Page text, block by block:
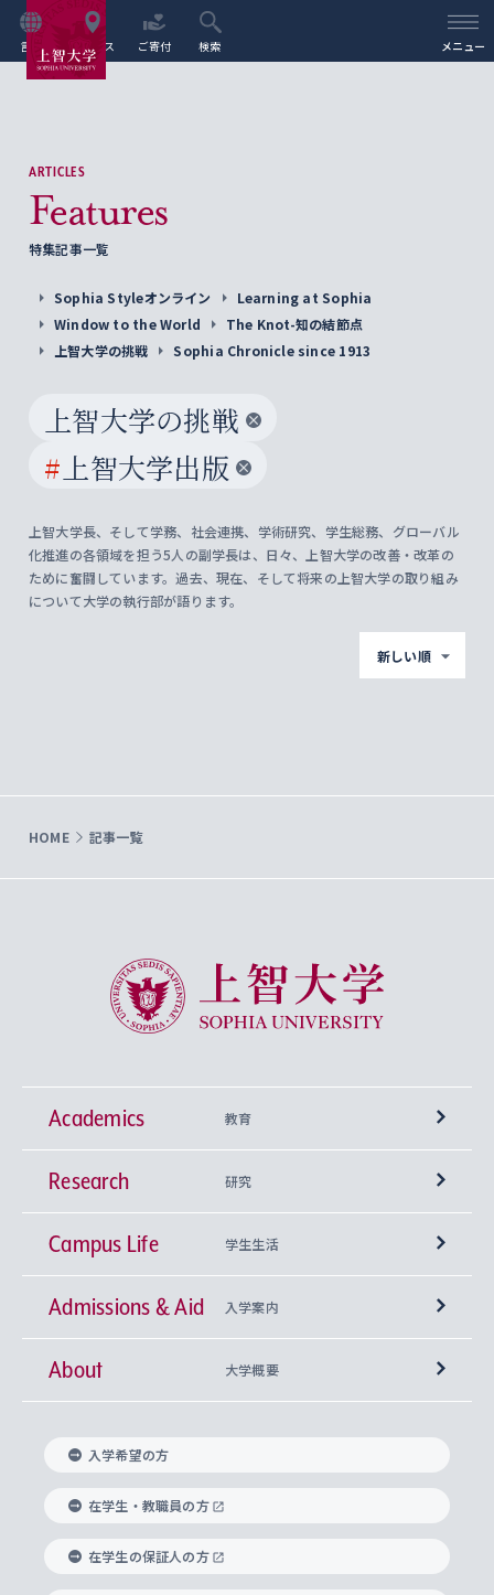
言語 アクセス ご寄付 検索 メニュー
ARTICLES
Features
特集記事一覧
Sophia Styleオンライン
Learning at Sophia
Window to the World
The Knot-知の結節点
上智大学の挑戦
Sophia Chronicle since 1913
上智大学の挑戦
# 上智大学出版
上智大学長、そして学務、社会連携、学術研究、学生総務、グローバル
化推進の各領域を担う5人の副学長は、日々、上智大学の改善・改革の
ために奮闘しています。過去、現在、そして将来の上智大学の取り組み
について大学の執行部が語ります。
新しい順
HOME 記事一覧
上智大学 Sophia University
Academics 教育
学部
神学部
文学部
総合人間科学部
経済学部
外国語学部
興味から学科を探す
上智大学の全学共通教育
基盤教育センター
キリスト教人間学
身体知
思考と表現
上智大学の語学教育
言語教育研究センター
上智大学のグローバル教育
グローバル教育センター
上智大学で学ぶ
学びのサポート
大学院
Research 研究
研究所 等
キリスト教文化研究所
中世思想研究所
国際言語情報研究所
グローバル・コンサーン研究所
Sophia Open Research Weeks (SORW)
産官学連携
知的財産
研究支援制度
重点領域研究・自由課題研究
研究活動に関する法令・研究費の使用について
Campus Life 学生生活
学期区分と授業時間割
課外活動
課外教育プログラム
ボランティア活動
グローバルな学びのコミュニティ
学生の相談窓口
心身の健康相談
キャリア形成サポート
Admissions & Aid 入学案内
上智大学で取得できる学位
入れの方針）
科目等履修生
研究生・外国人特別研究生・国費留学生
About 大学概要
理事長・学長メッセージ
学長・副学長紹介
上智大学の精神
上智大学の理念
グローバルエンゲージメント
入学希望の方
在学生・教職員の方
在学生の保証人の方